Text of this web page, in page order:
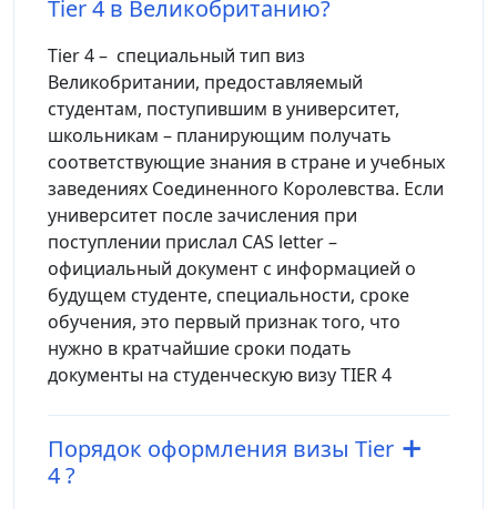
Tier 4 в Великобританию?
Tier 4 – специальный тип виз
Великобритании, предоставляемый
студентам, поступившим в университет,
школьникам – планирующим получать
соответствующие знания в стране и учебных
заведениях Соединенного Королевства. Если
университет после зачисления при
поступлении прислал CAS letter –
официальный документ с информацией о
будущем студенте, специальности, сроке
обучения, это первый признак того, что
нужно в кратчайшие сроки подать
документы на студенческую визу TIER 4
Порядок оформления визы Tier
4 ?